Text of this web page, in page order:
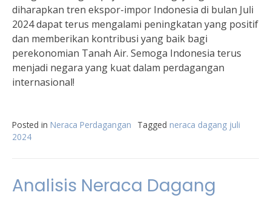
diharapkan tren ekspor-impor Indonesia di bulan Juli
2024 dapat terus mengalami peningkatan yang positif
dan memberikan kontribusi yang baik bagi
perekonomian Tanah Air. Semoga Indonesia terus
menjadi negara yang kuat dalam perdagangan
internasional!
Posted in Neraca Perdagangan Tagged neraca dagang juli
2024
Analisis Neraca Dagang